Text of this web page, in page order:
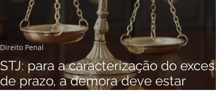
STJ: para a caracterização do excesso
de prazo, a demora deve estar
Direito Penal